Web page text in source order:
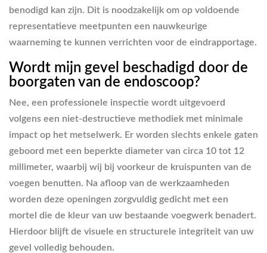
benodigd kan zijn. Dit is noodzakelijk om op voldoende
representatieve meetpunten een nauwkeurige
waarneming te kunnen verrichten voor de eindrapportage.
Wordt mijn gevel beschadigd door de
boorgaten van de endoscoop?
Nee, een professionele inspectie wordt uitgevoerd
volgens een niet-destructieve methodiek met minimale
impact op het metselwerk. Er worden slechts enkele gaten
geboord met een beperkte diameter van circa 10 tot 12
millimeter, waarbij wij bij voorkeur de kruispunten van de
voegen benutten. Na afloop van de werkzaamheden
worden deze openingen zorgvuldig gedicht met een
mortel die de kleur van uw bestaande voegwerk benadert.
Hierdoor blijft de visuele en structurele integriteit van uw
gevel volledig behouden.